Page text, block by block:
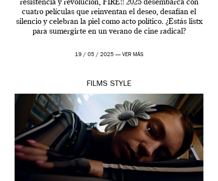
resistencia y revolución, FIRE!! 2025 desembarca con
cuatro películas que reinventan el deseo, desafían el
silencio y celebran la piel como acto político. ¿Estás listx
para sumergirte en un verano de cine radical?
19 / 05 / 2025 — VER MÁS
FILMS STYLE